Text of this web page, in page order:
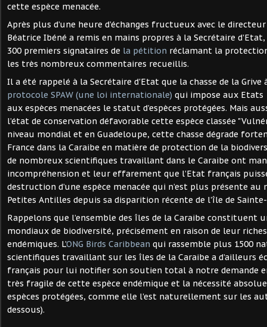
cette espèce menacée.
Après plus d’une heure d’échanges fructueux avec le
Béatrice Ibéné a remis en mains propres à la Secrétaire
300 premiers signataires de la pétition réclamant la
les très nombreux commentaires recueillis.
Il a été rappelé à la Secrétaire d'Etat que la chasse de la Grive
protocole SPAW (une loi internationale) qui impose aux Etats
aux espèces menacées le statut d’espèces protégées. Mais
l’état de conservation défavorable cette espèce classée
niveau mondial et en Guadeloupe, cette chasse dégrade
France dans la Caraibe en matière de protection de la
de nombreux scientifiques travaillant dans le Caraibe ont
incompréhension et leur effarement que l’Etat français
destruction d’une espèce menacée qui n’est plus présente au
Petites Antilles depuis sa disparition récente de l'île de
Rappelons que l’ensemble des îles de la Caraibe constituent
mondiaux de biodiversité, précisément en raison de leur
endémiques. L’ONG Birds Caribbean qui rassemble plus 1500
scientifiques travaillant sur les îles de la Caraibe a d’ailleurs
français pour lui notifier son soutien total à notre demande
très fragile de cette espèce endémique et la nécessité
espèces protégées, comme elle l'est naturellement sur les
dessous).